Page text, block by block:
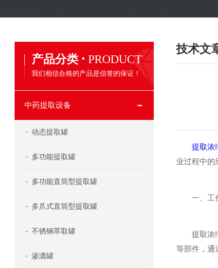
产品分类 · PRODUCT
我们相信合格的产品是信誉的保证！
中药提取设备
动态提取罐
多功能提取罐
多功能直筒型提取罐
多爪式直筒型提取罐
不锈钢萃取罐
渗漉罐
技术文
提取浓
业过程中的
一、工
提取浓缩
等部件，通